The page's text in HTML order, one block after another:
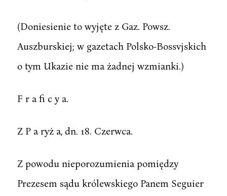
(Doniesienie to wyjęte z Gaz. Powsz.
Auszburskiej; w gazetach Polsko-Bossvjskich
o tym Ukazie nie ma żadnej wzmianki.)
F r a fi c y a.
Z P a ryż a, dn. 18. Czerwca.
Z powodu nieporozumienia pomiędzy
Prezesem sądu królewskiego Panem Seguier